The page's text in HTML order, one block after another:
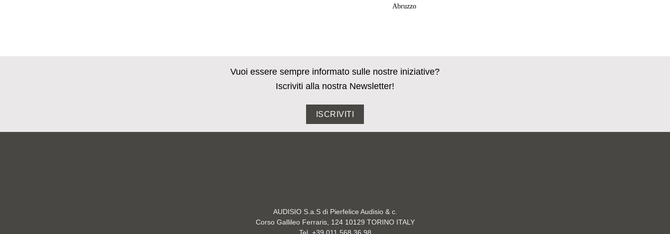
Abruzzo
Vuoi essere sempre informato sulle nostre iniziative?
Iscriviti alla nostra Newsletter!
ISCRIVITI
AUDISIO S.a.S di Pierfelice Audisio & c.
Corso Gallileo Ferraris, 124 10129 TORINO ITALY